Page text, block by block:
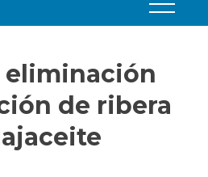
eliminación
de ribera